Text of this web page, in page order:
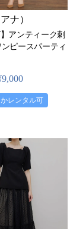
ナ）
】アンティーク刺
ピースパーティ
レンタル可